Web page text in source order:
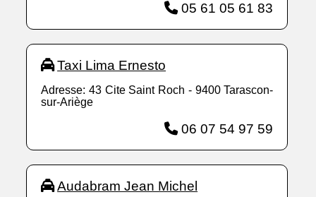
05 61 05 61 83
Taxi Lima Ernesto
Adresse: 43 Cite Saint Roch - 9400 Tarascon-
sur-Ariège
06 07 54 97 59
Audabram Jean Michel